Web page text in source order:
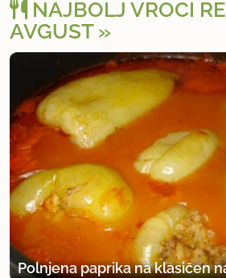
NAJBOLJ VROČI
AVGUST
Polnjena paprika na klasičen